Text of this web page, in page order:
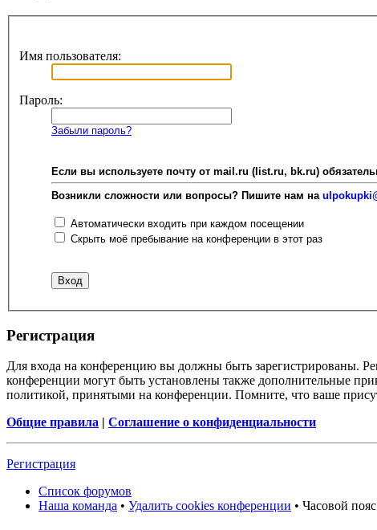
Имя пользователя:
Пароль:
Забыли пароль?
Если вы используете почту от mail.ru (list.ru, bk.ru)
Возникли сложности или вопросы? Пишите нам на
Автоматически входить при каждом посещении
Скрыть моё пребывание на конференции в этот раз
Регистрация
Для входа на конференцию вы должны быть зарегистрированы.
конференции могут быть установлены также дополнительные
политикой, принятыми на конференции. Помните, что ваше
Общие правила | Соглашение о конфиденциальности
Регистрация
Список форумов
Наша команда • Удалить cookies конференции • Часовой